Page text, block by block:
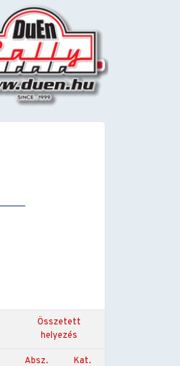
Összetett
helyezés
Absz. Kat.